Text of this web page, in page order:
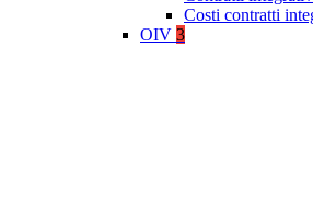
Costi contratti
OIV 3